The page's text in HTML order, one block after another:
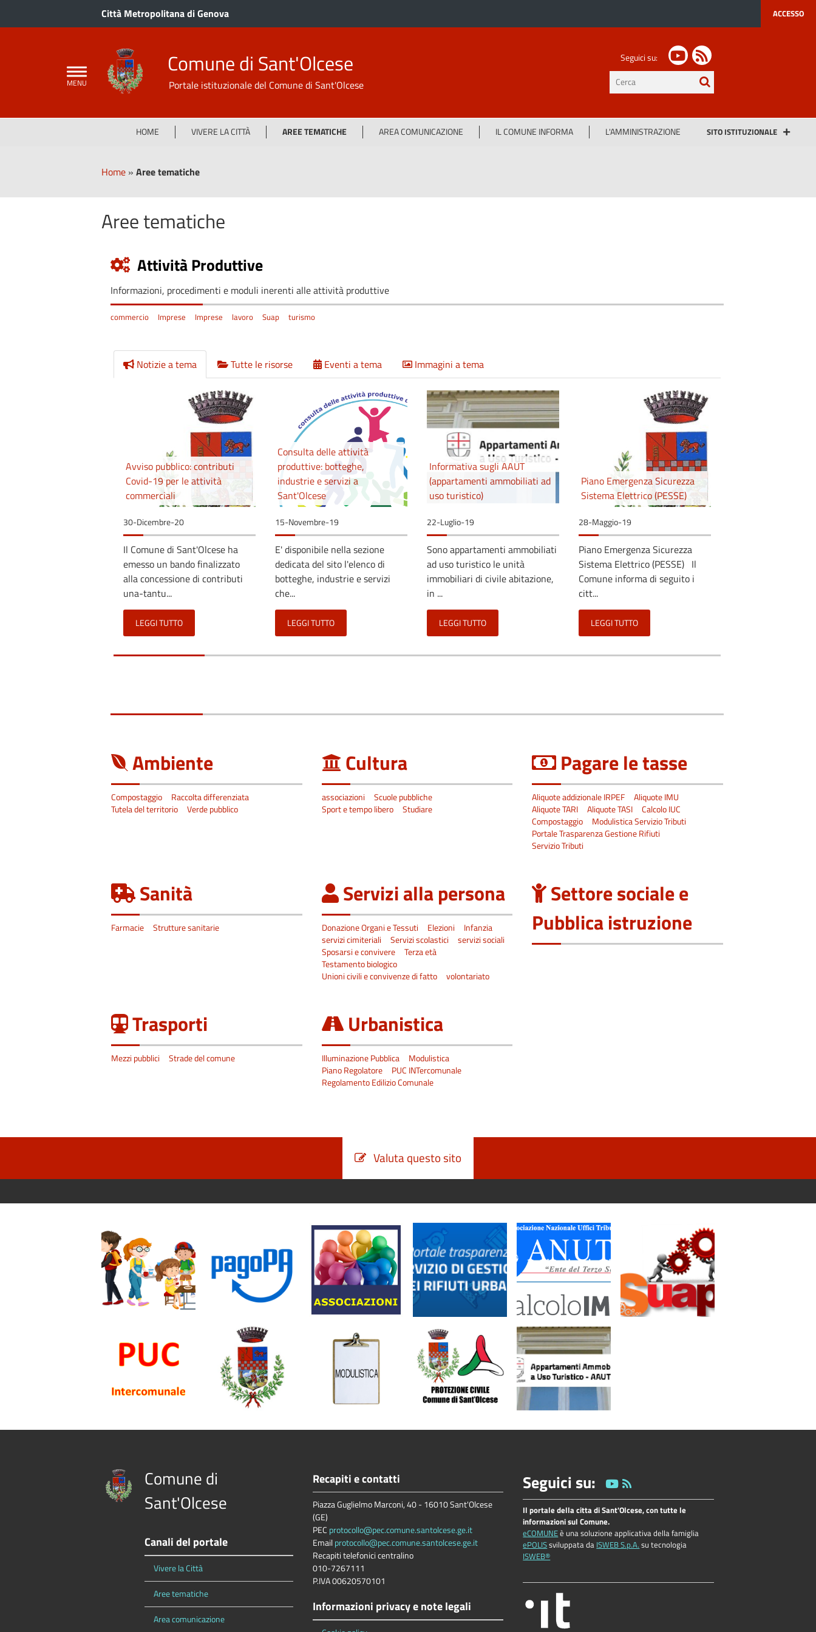
Città Metropolitana di Genova ACCESSO
Comune di Sant'Olcese
Portale istituzionale del Comune di Sant'Olcese
Seguici su:
testo
da
HOME VIVERE LA CITTÀ AREE TEMATICHE AREA COMUNICAZIONE IL COMUNE INFORMA L'AMMINISTRAZIONE SITO ISTITUZIONALE
Home » Aree tematiche
Aree tematiche
Attività Produttive
Informazioni, procedimenti e moduli inerenti alle attività produttive
commercio Imprese Imprese lavoro Suap turismo
Notizie a tema Tutte le risorse Eventi a tema Immagini a tema
Avviso pubblico: contributi
Covid-19 per le attività
commerciali
30-Dicembre-20
Il Comune di Sant'Olcese ha
emesso un bando finalizzato
alla concessione di contributi
una-tantu...
LEGGI TUTTO
Consulta delle attività
produttive: botteghe,
industrie e servizi a
Sant'Olcese
15-Novembre-19
E' disponibile nella sezione
dedicata del sito l'elenco di
botteghe, industrie e servizi
che...
LEGGI TUTTO
Informativa sugli AAUT
(appartamenti ammobiliati ad
uso turistico)
22-Luglio-19
Sono appartamenti ammobiliati
ad uso turistico le unità
immobiliari di civile abitazione,
in ...
LEGGI TUTTO
Piano Emergenza Sicurezza
Sistema Elettrico (PESSE)
28-Maggio-19
Piano Emergenza Sicurezza
Sistema Elettrico (PESSE) Il
Comune informa di seguito i
citt...
LEGGI TUTTO
Ambiente
Compostaggio
Raccolta differenziata
Tutela del territorio
Verde pubblico
Cultura
associazioni
Scuole pubbliche
Sport e tempo libero
Studiare
Pagare le tasse
Aliquote addizionale IRPEF
Aliquote IMU
Aliquote TARI
Aliquote TASI
Calcolo IUC
Compostaggio
Modulistica Servizio Tributi
Portale Trasparenza Gestione Rifiuti
Servizio Tributi
Sanità
Farmacie Strutture sanitarie
Servizi alla persona
Donazione Organi e Tessuti Elezioni
Infanzia
servizi cimiteriali
Servizi scolastici
servizi sociali
Sposarsi e convivere
Terza età
Testamento biologico
Unioni civili e convivenze di fatto
volontariato
Settore sociale e
Pubblica istruzione
Trasporti
Mezzi pubblici Strade del comune
Urbanistica
Illuminazione Pubblica
Modulistica
Piano Regolatore
PUC INTercomunale
Regolamento Edilizio Comunale
Valuta questo sito
Comune di
Sant'Olcese
Canali del portale
Vivere la Città
Aree tematiche
Area comunicazione
Recapiti e contatti
Piazza Guglielmo Marconi, 40 - 16010 Sant'Olcese
(GE)
PEC protocollo@pec.comune.santolcese.ge.it
Emailprotocollo@pec.comune.santolcese.ge.it
Recapiti telefonici centralino
010-7267111
P.IVA 00620570101
Informazioni privacy e note legali
Seguici su:
Il portale della citta di Sant'Olcese, con tutte le
informazioni sul Comune.
eCOMUNEè una soluzione applicativa della famiglia
ePOLISsviluppata da ISWEB S.p.A. su tecnologia
ISWEB®